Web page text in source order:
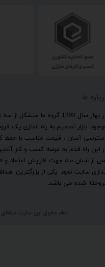
ما
​در بهار سال 1399 گروه ما
بازار تصمیم به راه اندازی یک
آسان ، قیمت مناسب با حفظ
این راه قدم به عرصه کسب و کار
از شش ماه جهت افزایش اعتماد و
سایت نمود. یکی از بزرگترین
شده می باشد.
تمام حقوق این سایت متعلق